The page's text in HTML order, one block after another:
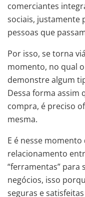
comerciantes
sociais, justamente
pessoas que
Por isso, se torna
momento, no qual
demonstre algum
Dessa forma assim
compra, é preciso
mesma.
E é nesse
relacionamento
“ferramentas” para
negócios, isso
seguras e